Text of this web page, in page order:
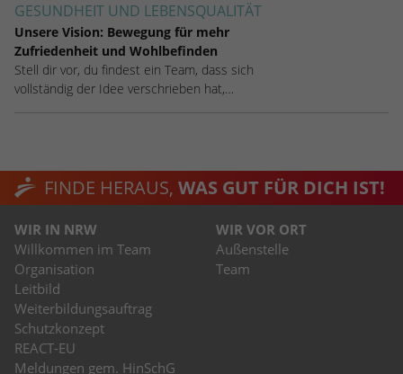
GESUNDHEIT UND LEBENSQUALITÄT
Unsere Vision: Bewegung für mehr
Zufriedenheit und Wohlbefinden
Stell dir vor, du findest ein Team, dass sich
vollständig der Idee verschrieben hat,…
FINDE HERAUS, WAS GUT FÜR DICH IST!
WIR IN NRW
Willkommen im Team
Organisation
Leitbild
Weiterbildungsauftrag
Schutzkonzept
REACT-EU
Meldungen gem. HinSchG
WIR VOR ORT
Außenstelle
Team